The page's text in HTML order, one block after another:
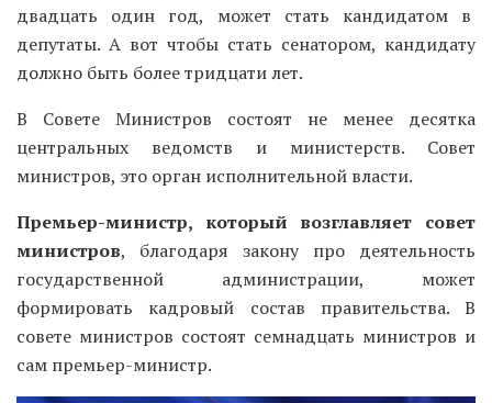
двадцать один год, может стать кандидатом в
депутаты. А вот чтобы стать сенатором, кандидату
должно быть более тридцати лет.
В Совете Министров состоят не менее десятка
центральных ведомств и министерств. Совет
министров, это орган исполнительной власти.
Премьер-министр, который возглавляет совет
министров, благодаря закону про деятельность
государственной администрации, может
формировать кадровый состав правительства. В
совете министров состоят семнадцать министров и
сам премьер-министр.